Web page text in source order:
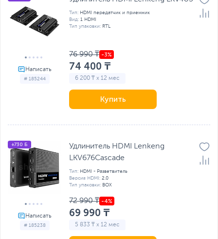
# 185244
Тип: HDMI передатчик и приемник
Вид: 1 HDMI
Тип упаковки: RTL
76 990 ₸
74 400 ₸
6 200 ₸ x 12 мес
Купить
# 185238
+730 Б
Удлинитель HDMI Lenkeng
LKV676Cascade
Тип: HDMI - Разветвитель
Версия HDMI: 2.0
Тип упаковки: BOX
72 990 ₸
69 990 ₸
5 833 ₸ x 12 мес